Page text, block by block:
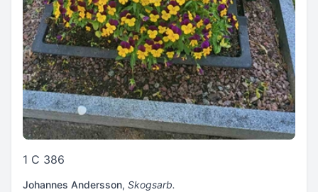
1 C 386
Johannes Andersson, Skogsarb.